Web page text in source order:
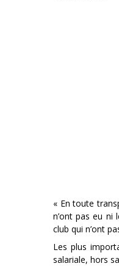
« En toute
n’ont pas eu ni
club qui n’ont
Les plus
salariale, hors